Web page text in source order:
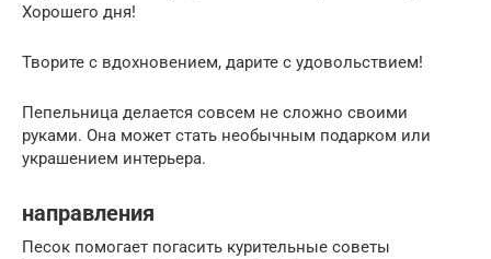
Хорошего дня!
Творите с вдохновением, дарите с удовольствием!
Пепельница делается совсем не сложно своими
руками. Она может стать необычным подарком или
украшением интерьера.
направления
Песок помогает погасить курительные советы